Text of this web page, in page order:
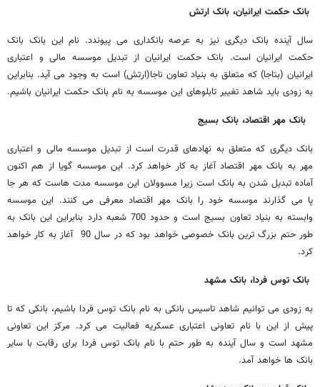
بانک حکمت ایرانیان، بانک ارتش
سال آینده بانک دیگری نیز به عرصه بانکداری می پیوندد. نام این بانک بانک
حکمت ایرانیان است. بانک حکمت ایرانیان از تبدیل موسسه مالی و اعتباری
ایرانیان (بتاجا) که متعلق به بنیاد تعاون ناجا(ارتش) است به وجود می آید. بنابراین
به زودی باید شاهد تغییر تابلوهای این موسسه به نام بانک حکمت ایرانیان باشیم.
بانک مهر اقتصاد، بانک بسیج
بانک دیگری که متعلق به نهادهای قدرت است از تبدیل موسسه مالی و اعتباری
مهر به بانک مهر اقتصاد آغاز به کار خواهد کرد. این موسسه گویا از هم اکنون
آماده تبدیل شدن به بانک است زیرا مسوولان این موسسه مدت هاست که هر جا
پا می گذارند موسسه خود را بانک مهر اقتصاد معرفی می کنند. این موسسه
وابسته به بنیاد تعاون بسیج است و حدود 700 شعبه دارد بنابراین این بانک به
طور حتم بزرگ ترین بانک خصوصی خواهد بود که در سال 90 آغاز به کار خواهد
کرد.
بانک توس فردا، بانک مشهد
به زودی می توانیم شاهد تاسیس بانکی به نام بانک توس فردا باشیم، بانکی که تا
پیش از این با نام تعاونی اعتباری عسکریه فعالیت می کرد. مرکز این تعاونی
مشهد است و سال آینده به طور حتم با نام بانک توس فردا برای رقابت با سایر
بانک ها خواهد آمد.